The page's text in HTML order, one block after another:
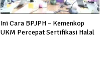
Ini Cara BPJPH – Kemenkop
UKM Percepat Sertifikasi Halal